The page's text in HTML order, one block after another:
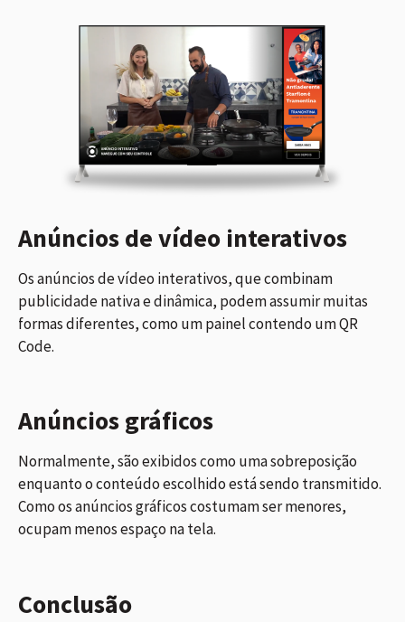
Anúncios de vídeo interativos
Os anúncios de vídeo interativos, que combinam
publicidade nativa e dinâmica, podem assumir muitas
formas diferentes, como um painel contendo um QR
Code.
Anúncios gráficos
Normalmente, são exibidos como uma sobreposição
enquanto o conteúdo escolhido está sendo transmitido.
Como os anúncios gráficos costumam ser menores,
ocupam menos espaço na tela.
Conclusão